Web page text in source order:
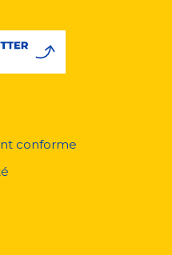
conforme